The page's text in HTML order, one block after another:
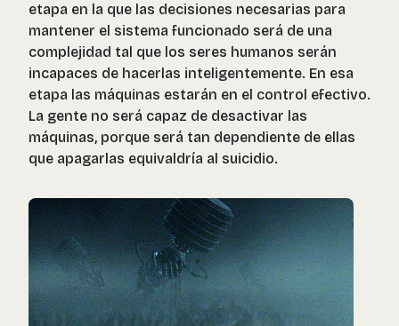
etapa en la que las decisiones necesarias para
mantener el sistema funcionado será de una
complejidad tal que los seres humanos serán
incapaces de hacerlas inteligentemente. En esa
etapa las máquinas estarán en el control efectivo.
La gente no será capaz de desactivar las
máquinas, porque será tan dependiente de ellas
que apagarlas equivaldría al suicidio.